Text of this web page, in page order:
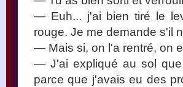
— Euh... j'ai bien tiré le
rouge. Je me demande s'il
— Mais si, on l'a rentré, on
— J'ai expliqué au sol que
parce que j'avais eu des